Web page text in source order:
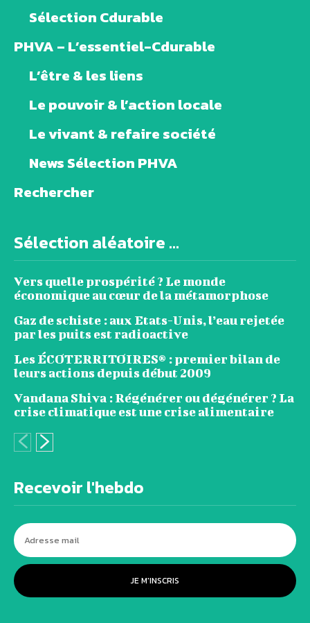
Sélection Cdurable
PHVA – L’essentiel-Cdurable
L’être & les liens
Le pouvoir & l’action locale
Le vivant & refaire société
News Sélection PHVA
Rechercher
Sélection aléatoire ...
Vers quelle prospérité ? Le monde
économique au cœur de la métamorphose
Gaz de schiste : aux Etats-Unis, l’eau rejetée
par les puits est radioactive
Les ÉCOTERRITOIRES® : premier bilan de
leurs actions depuis début 2009
Vandana Shiva : Régénérer ou dégénérer ? La
crise climatique est une crise alimentaire
Recevoir l'hebdo
JE M'INSCRIS